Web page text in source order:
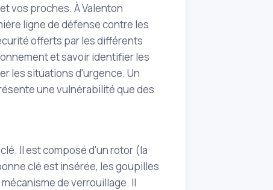
vos proches. À Valenton
ligne de défense contre les
offerts par les différents
et savoir identifier les
les situations d'urgence. Un
une vulnérabilité que des
Il est composé d'un rotor (la
clé est insérée, les goupilles
de verrouillage. Il